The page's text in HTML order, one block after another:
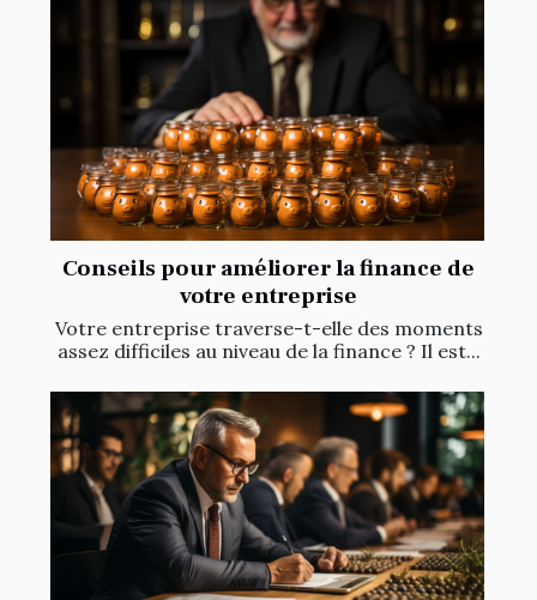
Conseils pour améliorer la finance de
votre entreprise
Votre entreprise traverse-t-elle des moments
assez difficiles au niveau de la finance ? Il est...